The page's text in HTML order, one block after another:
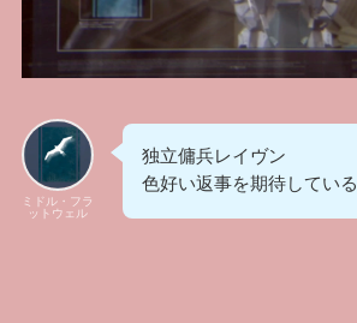
ミドル・フラ
ットウェル
独立傭兵レイヴン
色好い返事を期待している